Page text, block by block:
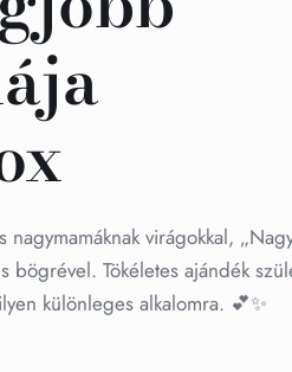
virágokkal,
bögrével. Tökéletes ajándék
különleges alkalomra. 💕✨